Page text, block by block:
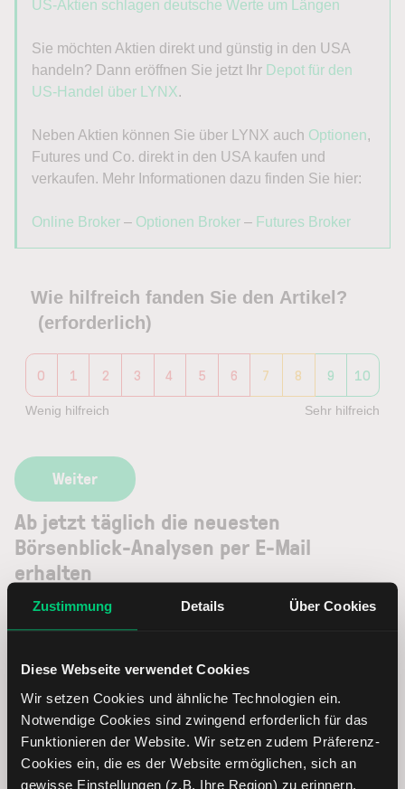
Zustimmung Details Über Cookies
Diese Webseite verwendet Cookies
Wir setzen Cookies und ähnliche Technologien ein.
Notwendige Cookies sind zwingend erforderlich für das
Funktionieren der Website. Wir setzen zudem Präferenz-
Cookies ein, die es der Website ermöglichen, sich an
gewisse Einstellungen (z.B. Ihre Region) zu erinnern.
US-Aktien schlagen deutsche Werte um Längen
Sie möchten Aktien direkt und günstig in den USA
handeln? Dann eröffnen Sie jetzt Ihr Depot für den
US-Handel über LYNX.
Neben Aktien können Sie über LYNX auch Optionen,
Futures und Co. direkt in den USA kaufen und
verkaufen. Mehr Informationen dazu finden Sie hier:
Online Broker – Optionen Broker – Futures Broker
Wie hilfreich fanden Sie den Artikel?
(erforderlich)
0 1 2 3 4 5 6 7 8 9 10
Wenig hilfreich Sehr hilfreich
Ab jetzt täglich die neuesten
Börsenblick-Analysen per E-Mail
erhalten
Ihre E-Mail-Adresse
Jetzt Newsletter abonnieren
Jetzt teilen: